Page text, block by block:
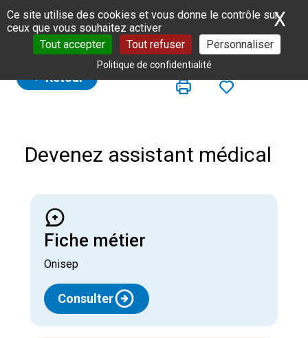
Panneau de gestion des cookies
Ce site utilise des cookies et vous donne le contrôle sur
ceux que vous souhaitez activer
Tout accepter
Tout refuser Personnaliser
Politique de confidentialité
X
Retour
Devenez assistant médical
Fiche métier
Onisep
Consulter